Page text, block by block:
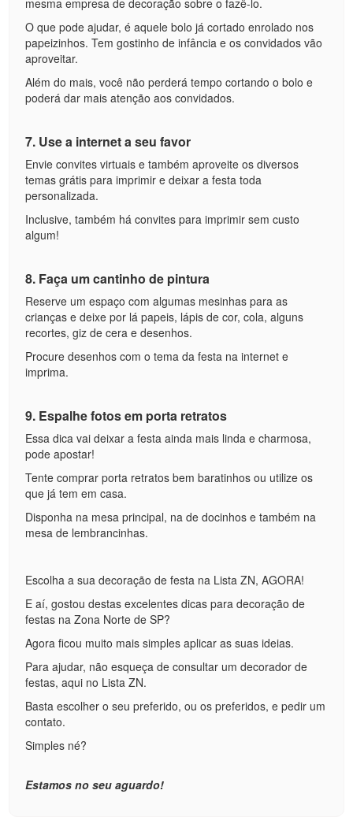
O que pode ajudar, é aquele bolo já cortado enrolado nos
papeizinhos. Tem gostinho de infância e os convidados vão
aproveitar.
Além do mais, você não perderá tempo cortando o bolo e
poderá dar mais atenção aos convidados.
7. Use a internet a seu favor
Envie convites virtuais e também aproveite os diversos
temas grátis para imprimir e deixar a festa toda
personalizada.
Inclusive, também há convites para imprimir sem custo
algum!
8. Faça um cantinho de pintura
Reserve um espaço com algumas mesinhas para as
crianças e deixe por lá papeis, lápis de cor, cola, alguns
recortes, giz de cera e desenhos.
Procure desenhos com o tema da festa na internet e
imprima.
9. Espalhe fotos em porta retratos
Essa dica vai deixar a festa ainda mais linda e charmosa,
pode apostar!
Tente comprar porta retratos bem baratinhos ou utilize os
que já tem em casa.
Disponha na mesa principal, na de docinhos e também na
mesa de lembrancinhas.
Escolha a sua decoração de festa na Lista ZN, AGORA!
E aí, gostou destas excelentes dicas para decoração de
festas na Zona Norte de SP?
Agora ficou muito mais simples aplicar as suas ideias.
Para ajudar, não esqueça de consultar um decorador de
festas, aqui no Lista ZN.
Basta escolher o seu preferido, ou os preferidos, e pedir um
contato.
Simples né?
Estamos no seu aguardo!